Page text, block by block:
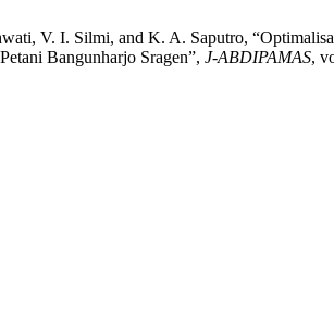
V. I. Silmi, and K. A. Saputro,
Bangunharjo Sragen”, J-ABDIPAMAS,